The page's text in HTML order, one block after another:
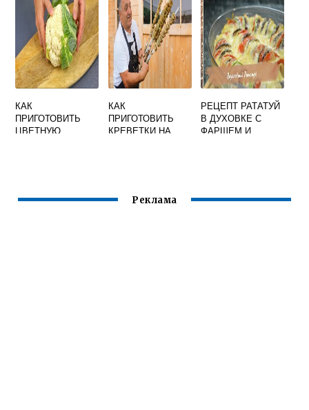
КАК
ПРИГОТОВИТЬ
ЦВЕТНУЮ
КАК
ПРИГОТОВИТЬ
КРЕВЕТКИ НА
РЕЦЕПТ РАТАТУЙ
В ДУХОВКЕ С
ФАРШЕМ И
Реклама